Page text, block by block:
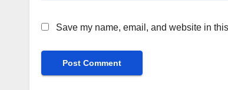
Save my name, email, and website in